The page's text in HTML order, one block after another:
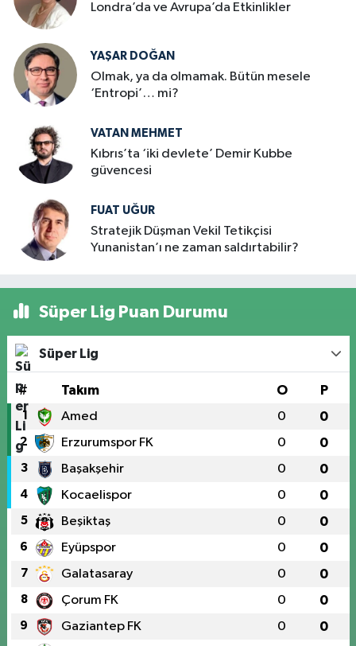
Londra’da ve Avrupa’da Etkinlikler
YAŞAR DOĞAN
Olmak, ya da olmamak. Bütün mesele
‘Entropi’… mi?
VATAN MEHMET
Kıbrıs’ta ‘iki devlete’ Demir Kubbe
güvencesi
FUAT UĞUR
Stratejik Düşman Vekil Tetikçisi
Yunanistan’ı ne zaman saldırtabilir?
Süper Lig Puan Durumu
Süper Lig
# Takım O P
1 Amed 0 0
2 Erzurumspor FK 0 0
3 Başakşehir 0 0
4 Kocaelispor 0 0
5 Beşiktaş 0 0
6 Eyüpspor 0 0
7 Galatasaray 0 0
8 Çorum FK 0 0
9 Gaziantep FK 0 0